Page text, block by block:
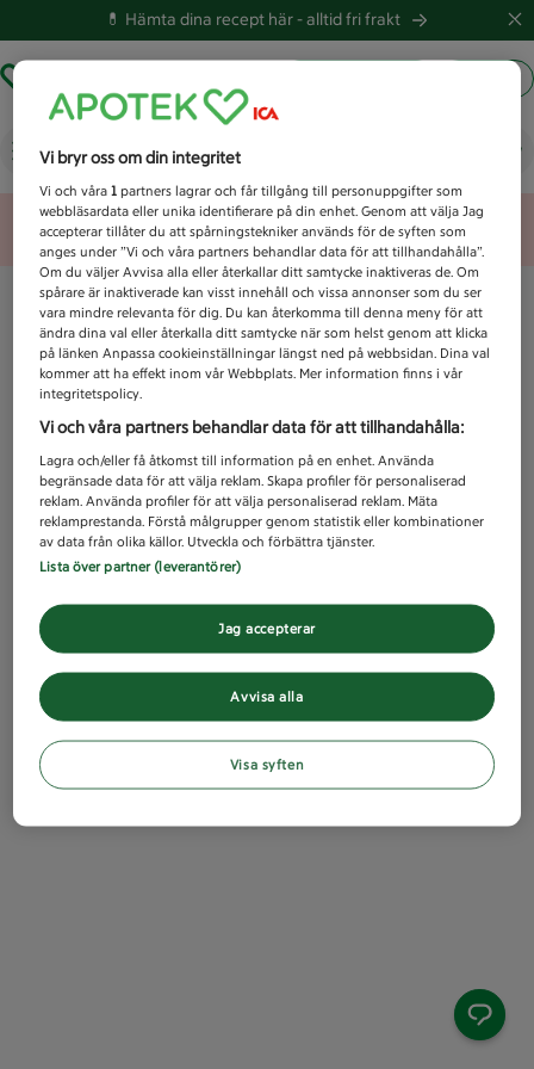
💊 Hämta dina recept här -alltid fri frakt
Vad letar du efter idag?
Unknown error
Vi bryr oss om din integritet
Vi och våra1 partners lagrar och får tillgång till personuppgifter som
webbläsardata eller unika identifierare på din enhet. Genom att välja Jag
accepterar tillåter du att spårningstekniker används för de syften som
anges under ”Vi och våra partners behandlar data för att tillhandahålla”.
Om du väljer Avvisa alla eller återkallar ditt samtycke inaktiveras de. Om
spårare är inaktiverade kan visst innehåll och vissa annonser som du ser
vara mindre relevanta för dig. Du kan återkomma till denna meny för att
ändra dina val eller återkalla ditt samtycke när som helst genom att klicka
på länken Anpassa cookieinställningar längst ned på webbsidan. Dina val
kommer att ha effekt inom vår Webbplats. Mer information finns i vår
integritetspolicy.
Vi och våra partners behandlar data för att tillhandahålla:
Lagra och/eller få åtkomst till information på en enhet. Använda
begränsade data för att välja reklam. Skapa profiler för personaliserad
reklam. Använda profiler för att välja personaliserad reklam. Mäta
reklamprestanda. Förstå målgrupper genom statistik eller kombinationer
av data från olika källor. Utveckla och förbättra tjänster.
Lista över partner (leverantörer)
Avvisa alla
Jag accepterar
Visa syften